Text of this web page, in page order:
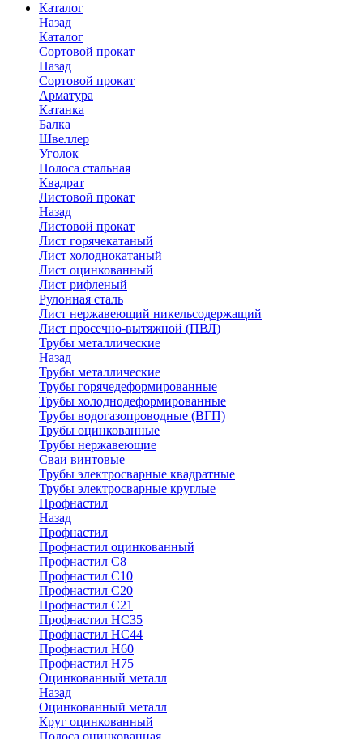
Каталог
Назад
Каталог
Сортовой прокат
Назад
Сортовой прокат
Арматура
Катанка
Балка
Швеллер
Уголок
Полоса стальная
Квадрат
Листовой прокат
Назад
Листовой прокат
Лист горячекатаный
Лист холоднокатаный
Лист оцинкованный
Лист рифленый
Рулонная сталь
Лист нержавеющий никельсодержащий
Лист просечно-вытяжной (ПВЛ)
Трубы металлические
Назад
Трубы металлические
Трубы горячедеформированные
Трубы холоднодеформированные
Трубы водогазопроводные (ВГП)
Трубы оцинкованные
Трубы нержавеющие
Сваи винтовые
Трубы электросварные квадратные
Трубы электросварные круглые
Профнастил
Назад
Профнастил
Профнастил оцинкованный
Профнастил С8
Профнастил С10
Профнастил С20
Профнастил С21
Профнастил НС35
Профнастил НС44
Профнастил Н60
Профнастил Н75
Оцинкованный металл
Назад
Оцинкованный металл
Круг оцинкованный
Полоса оцинкованная